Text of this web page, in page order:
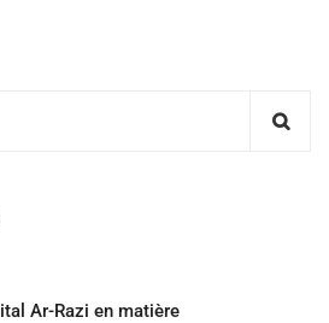
Ar-Razi en matière